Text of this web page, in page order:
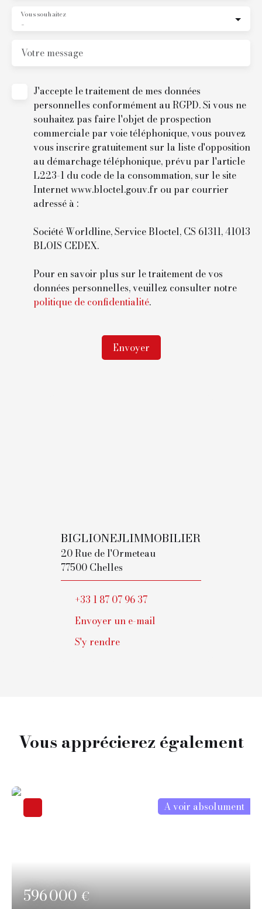
-
Vous souhaitez
Votre message
J'accepte le traitement de mes données
personnelles conformément au RGPD. Si vous ne
souhaitez pas faire l'objet de prospection
commerciale par voie téléphonique, vous pouvez
vous inscrire gratuitement sur la liste d'opposition
au démarchage téléphonique, prévu par l'article
L223-1 du code de la consommation, sur le site
Internet www.bloctel.gouv.fr ou par courrier
adressé à :
Société Worldline, Service Bloctel, CS 61311, 41013
BLOIS CEDEX.
Pour en savoir plus sur le traitement de vos
données personnelles, veuillez consulter notre
politique de confidentialité.
Envoyer
BIGLIONEJLIMMOBILIER
20 Rue de l'Ormeteau
77500 Chelles
+33 1 87 07 96 37
Envoyer un e-mail
S'y rendre
Vous apprécierez également
596 000€
A voir absolument